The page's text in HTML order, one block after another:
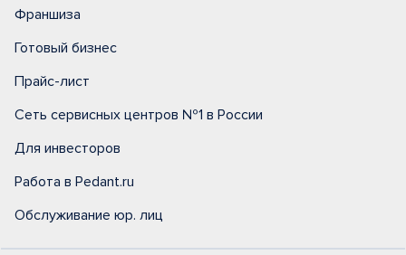
Франшиза
Готовый бизнес
Прайс-лист
Сеть сервисных центров №1 в России
Для инвесторов
Работа в Pedant.ru
Обслуживание юр. лиц